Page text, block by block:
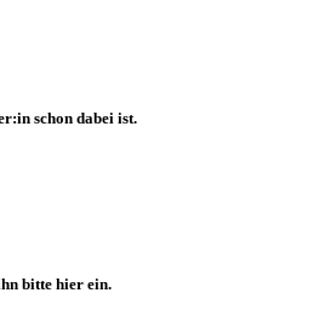
schon dabei ist.
bitte hier ein.